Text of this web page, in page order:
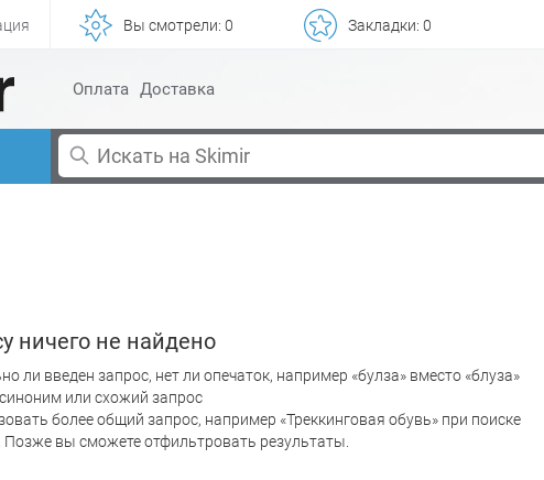
Вы смотрели: 0 Закладки: 0
Оплата Доставка
ничего не найдено
ли введен запрос, нет ли опечаток, например «булза» вместо «блуза»
или схожий запрос
более общий запрос, например «Треккинговая обувь» при поиске
Позже вы сможете отфильтровать результаты.